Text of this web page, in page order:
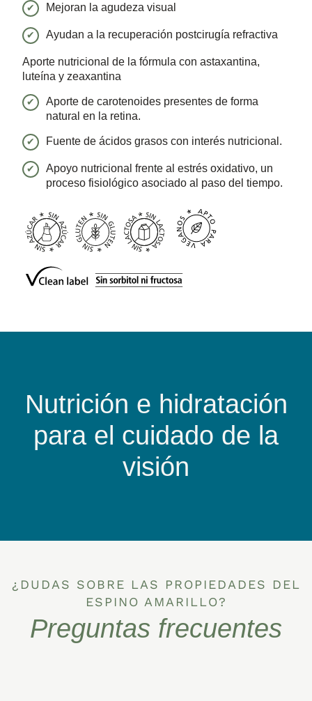
Mejoran la agudeza visual
Ayudan a la recuperación postcirugía refractiva
Aporte nutricional de la fórmula con astaxantina,
luteína y zeaxantina
Aporte de carotenoides presentes de forma
natural en la retina.
Fuente de ácidos grasos con interés nutricional.
Apoyo nutricional frente al estrés oxidativo, un
proceso fisiológico asociado al paso del tiempo.
Nutrición e hidratación
para el cuidado de la
visión
¿DUDAS SOBRE LAS PROPIEDADES DEL
ESPINO AMARILLO?
Preguntas frecuentes